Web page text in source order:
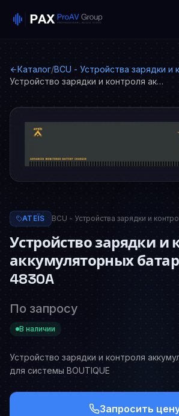
Каталог/BCU - Устройства зарядки и
Устройство зарядки и контроля аккумуляторных батарей BCU-4830A
ATEÏS BCU - Устройства зарядки и
Устройство зарядки и
аккумуляторных
4830A
По запросу
В наличии
Устройство зарядки и контроля
для системы BOUTIQUE
Запросить